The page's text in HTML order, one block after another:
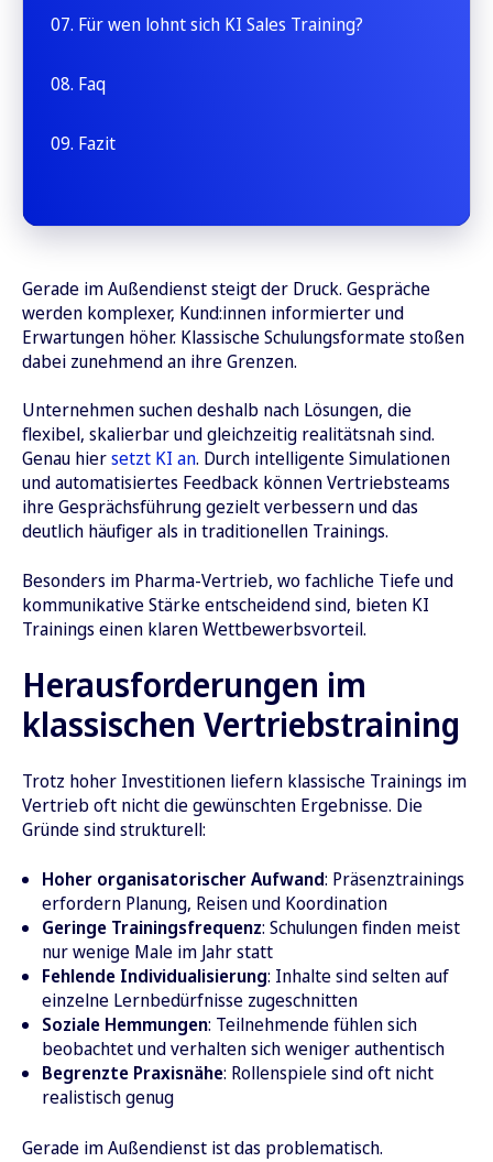
07. Für wen lohnt sich KI Sales Training?
08. Faq
09. Fazit
Gerade im Außendienst steigt der Druck. Gespräche
werden komplexer, Kund:innen informierter und
Erwartungen höher. Klassische Schulungsformate stoßen
dabei zunehmend an ihre Grenzen.
Unternehmen suchen deshalb nach Lösungen, die
flexibel, skalierbar und gleichzeitig realitätsnah sind.
Genau hiersetzt KI an. Durch intelligente Simulationen
und automatisiertes Feedback können Vertriebsteams
ihre Gesprächsführung gezielt verbessern und das
deutlich häufiger als in traditionellen Trainings.
Besonders im Pharma-Vertrieb, wo fachliche Tiefe und
kommunikative Stärke entscheidend sind, bieten KI
Trainings einen klaren Wettbewerbsvorteil.
Herausforderungen im
klassischen Vertriebstraining
Trotz hoher Investitionen liefern klassische Trainings im
Vertrieb oft nicht die gewünschten Ergebnisse. Die
Gründe sind strukturell:
Hoher organisatorischer Aufwand: Präsenztrainings
erfordern Planung, Reisen und Koordination
Geringe Trainingsfrequenz: Schulungen finden meist
nur wenige Male im Jahr statt
Fehlende Individualisierung: Inhalte sind selten auf
einzelne Lernbedürfnisse zugeschnitten
Soziale Hemmungen: Teilnehmende fühlen sich
beobachtet und verhalten sich weniger authentisch
Begrenzte Praxisnähe: Rollenspiele sind oft nicht
realistisch genug
Gerade im Außendienst ist das problematisch.